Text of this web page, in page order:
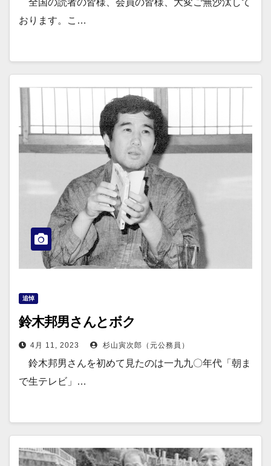
全国の読者の皆様、会員の皆様、大変ご無沙汰して
おります。こ…
追悼
鈴木邦男さんとボク
4月 11, 2023 杉山寅次郎（元公務員）
鈴木邦男さんを初めて見たのは一九九〇年代「朝ま
で生テレビ」…